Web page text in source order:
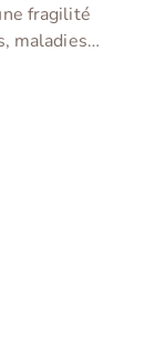
fragilité
maladies…